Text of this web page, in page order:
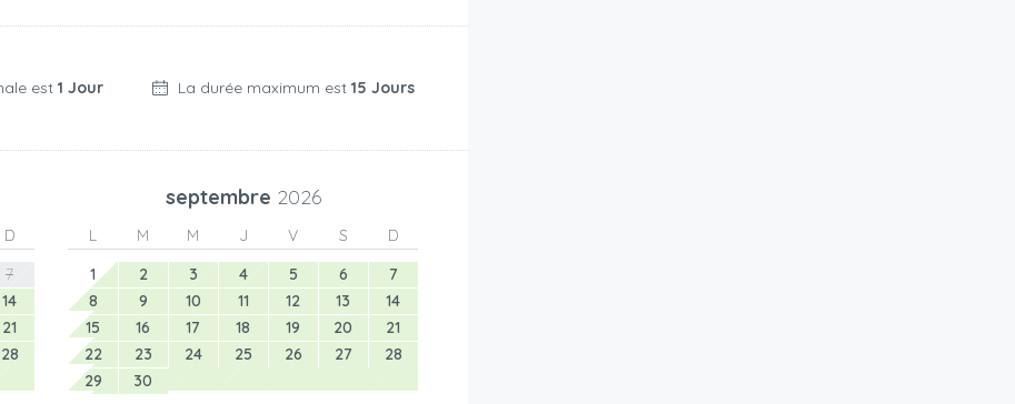
est 1 Jour La durée maximum est 15 Jours
D
7
14
21
28
septembre 2026
L M M J V S
D
1
2 3 4 5 6
7
8
9 10 11 12 13
14
15
16 17 18 19 20
21
22
23 24 25 26 27
28
29
30